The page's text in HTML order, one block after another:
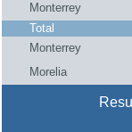
Monterrey
Total
Monterrey
Morelia